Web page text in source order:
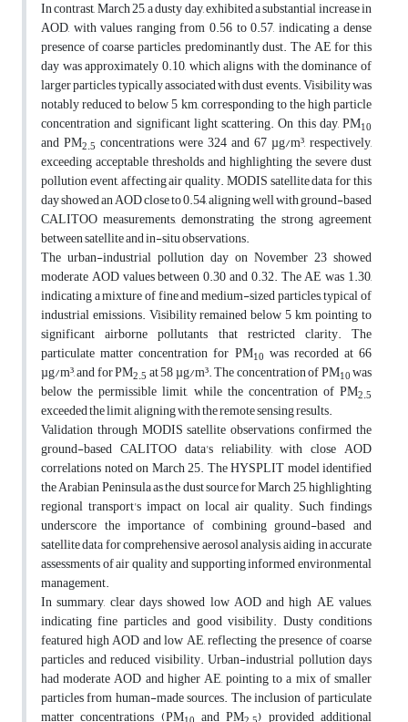
In contrast, March 25, a dusty day, exhibited a substantial increase in
AOD, with values ranging from 0.56 to 0.57, indicating a dense
presence of coarse particles, predominantly dust. The AE for this
day was approximately 0.10, which aligns with the dominance of
larger particles typically associated with dust events. Visibility was
notably reduced to below 5 km, corresponding to the high particle
concentration and significant light scattering. On this day, PM10
and PM2.5 concentrations were 324 and 67 µg/m³, respectively,
exceeding acceptable thresholds and highlighting the severe dust
pollution event, affecting air quality. MODIS satellite data for this
day showed an AOD close to 0.54, aligning well with ground-based
CALITOO measurements, demonstrating the strong agreement
between satellite and in-situ observations.
The urban-industrial pollution day on November 23 showed
moderate AOD values between 0.30 and 0.32. The AE was 1.30,
indicating a mixture of fine and medium-sized particles, typical of
industrial emissions. Visibility remained below 5 km, pointing to
significant airborne pollutants that restricted clarity. The
particulate matter concentration for PM10 was recorded at 66
µg/m³, and for PM2.5 at 58 µg/m³. The concentration of PM10was
below the permissible limit, while the concentration of PM2.5
exceeded the limit, aligning with the remote sensing results.
Validation through MODIS satellite observations confirmed the
ground-based CALITOO data's reliability, with close AOD
correlations noted on March 25. The HYSPLIT model identified
the Arabian Peninsula as the dust source for March 25, highlighting
regional transport's impact on local air quality. Such findings
underscore the importance of combining ground-based and
satellite data for comprehensive aerosol analysis, aiding in accurate
assessments of air quality and supporting informed environmental
management.
In summary, clear days showed low AOD and high AE values,
indicating fine particles and good visibility. Dusty conditions
featured high AOD and low AE, reflecting the presence of coarse
particles and reduced visibility. Urban-industrial pollution days
had moderate AOD and higher AE, pointing to a mix of smaller
particles from human-made sources. The inclusion of particulate